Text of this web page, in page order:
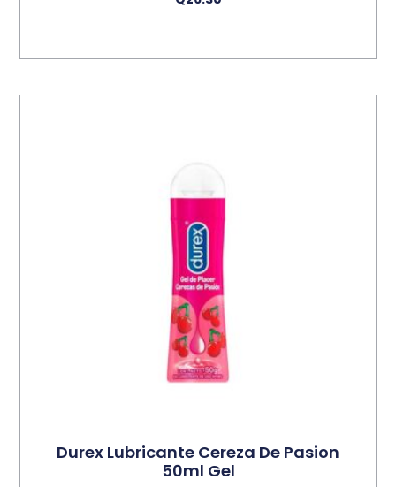
Durex Lubricante Cereza De Pasion
50ml Gel